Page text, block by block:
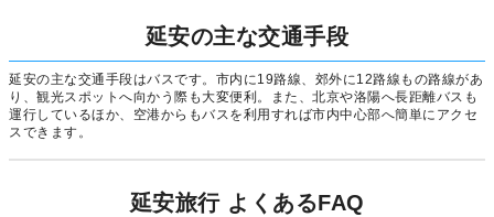
延安の主な交通手段
延安の主な交通手段はバスです。市内に19路線、郊外に12路線もの路線があ
り、観光スポットへ向かう際も大変便利。また、北京や洛陽へ長距離バスも
運行しているほか、空港からもバスを利用すれば市内中心部へ簡単にアクセ
スできます。
延安旅行 よくあるFAQ